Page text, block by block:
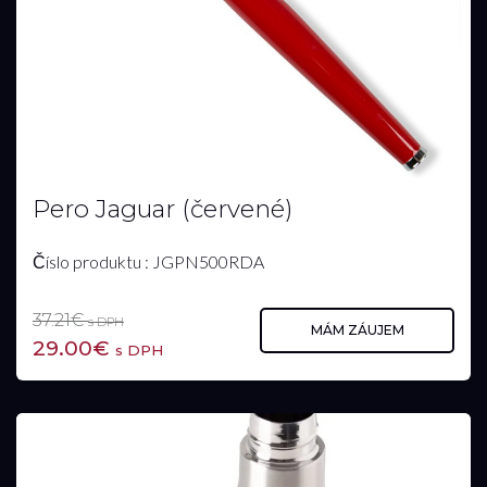
Pero Jaguar (červené)
Číslo produktu : JGPN500RDA
37.21€s DPH
29.00€ s DPH
MÁM ZÁUJEM